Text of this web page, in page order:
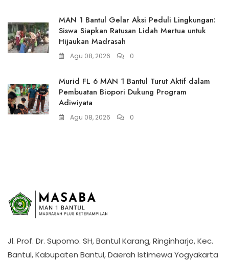
MAN 1 Bantul Gelar Aksi Peduli Lingkungan:
Siswa Siapkan Ratusan Lidah Mertua untuk
Hijaukan Madrasah
Agu 08, 2026 0
Murid FL 6 MAN 1 Bantul Turut Aktif dalam
Pembuatan Biopori Dukung Program
Adiwiyata
Agu 08, 2026 0
Jl. Prof. Dr. Supomo. SH, Bantul Karang, Ringinharjo, Kec.
Bantul, Kabupaten Bantul, Daerah Istimewa Yogyakarta